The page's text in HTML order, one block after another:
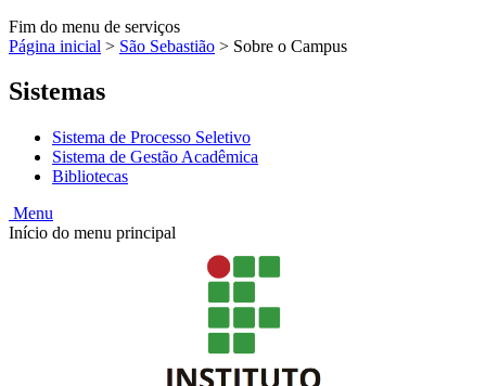
Fim do menu de serviços
Página inicial > São Sebastião > Sobre o Campus
Sistemas
Sistema de Processo Seletivo
Sistema de Gestão Acadêmica
Bibliotecas
Menu
Início do menu principal